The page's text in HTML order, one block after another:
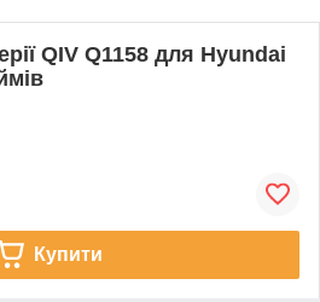
QIV Q1158 для Hyundai
Купити